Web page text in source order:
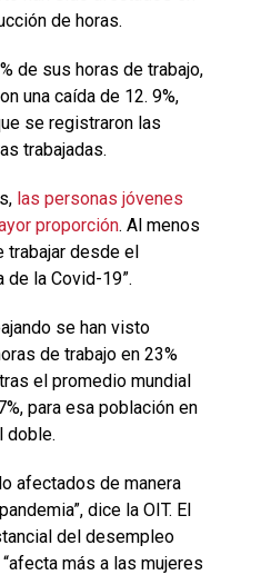
de horas.
de sus horas de trabajo,
una caída de 12. 9%,
se registraron las
trabajadas.
las personas jóvenes
proporción. Al menos
trabajar desde el
la Covid-19”.
se han visto
de trabajo en 23%
el promedio mundial
para esa población en
doble.
afectados de manera
dice la OIT. El
del desempleo
más a las mujeres